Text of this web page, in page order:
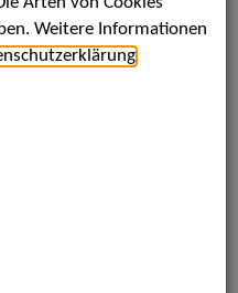
Weitere Informationen